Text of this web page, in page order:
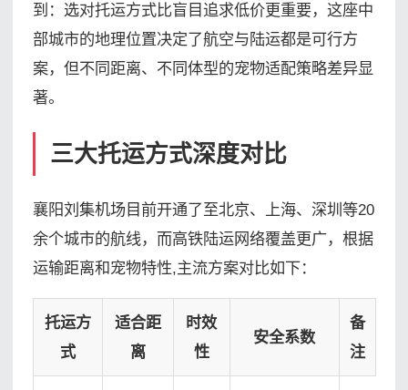
到：选对托运方式比盲目追求低价更重要，这座中
部城市的地理位置决定了航空与陆运都是可行方
案，但不同距离、不同体型的宠物适配策略差异显
著。
三大托运方式深度对比
襄阳刘集机场目前开通了至北京、上海、深圳等20
余个城市的航线，而高铁陆运网络覆盖更广，根据
运输距离和宠物特性,主流方案对比如下：
托运方
式
适合距
离
时效
性
安全系数
备
注